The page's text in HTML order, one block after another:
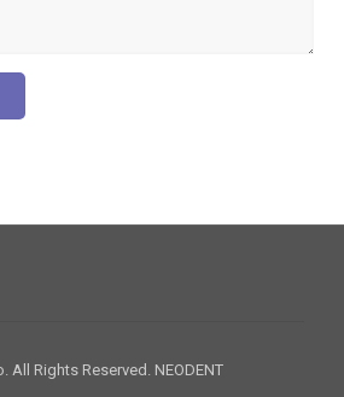
All Rights Reserved. NEODENT